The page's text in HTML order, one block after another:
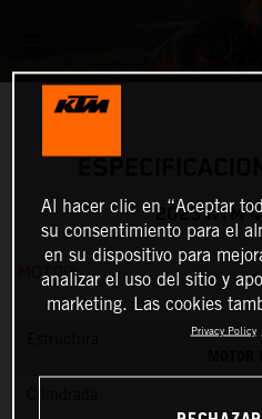
2025 KTM
MOTOR
Al hacer clic en “Aceptar
su consentimiento para el
en su dispositivo para
analizar el uso del sitio y
marketing. Las cookies
Privacy Policy